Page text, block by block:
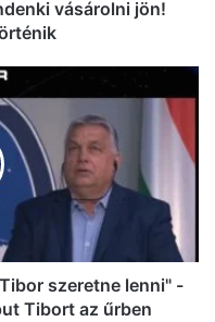
vásárolni jön!
szeretne lenni" -
Tibort az űrben